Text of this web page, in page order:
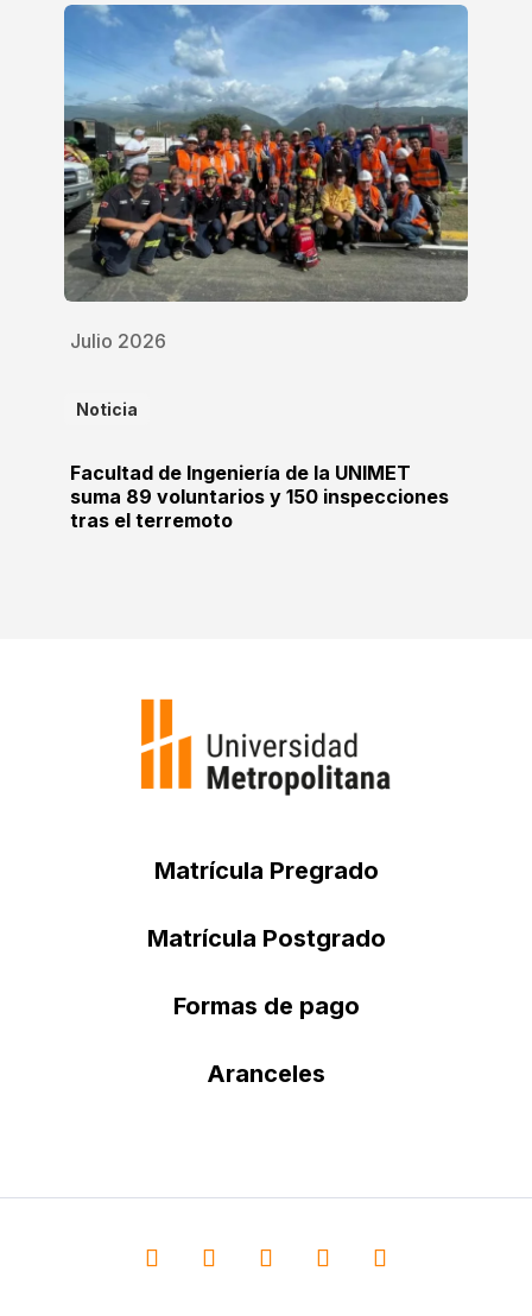
Julio 2026
Noticia
Facultad de Ingeniería de la UNIMET
suma 89 voluntarios y 150 inspecciones
tras el terremoto
Matrícula Pregrado
Matrícula Postgrado
Formas de pago
Aranceles